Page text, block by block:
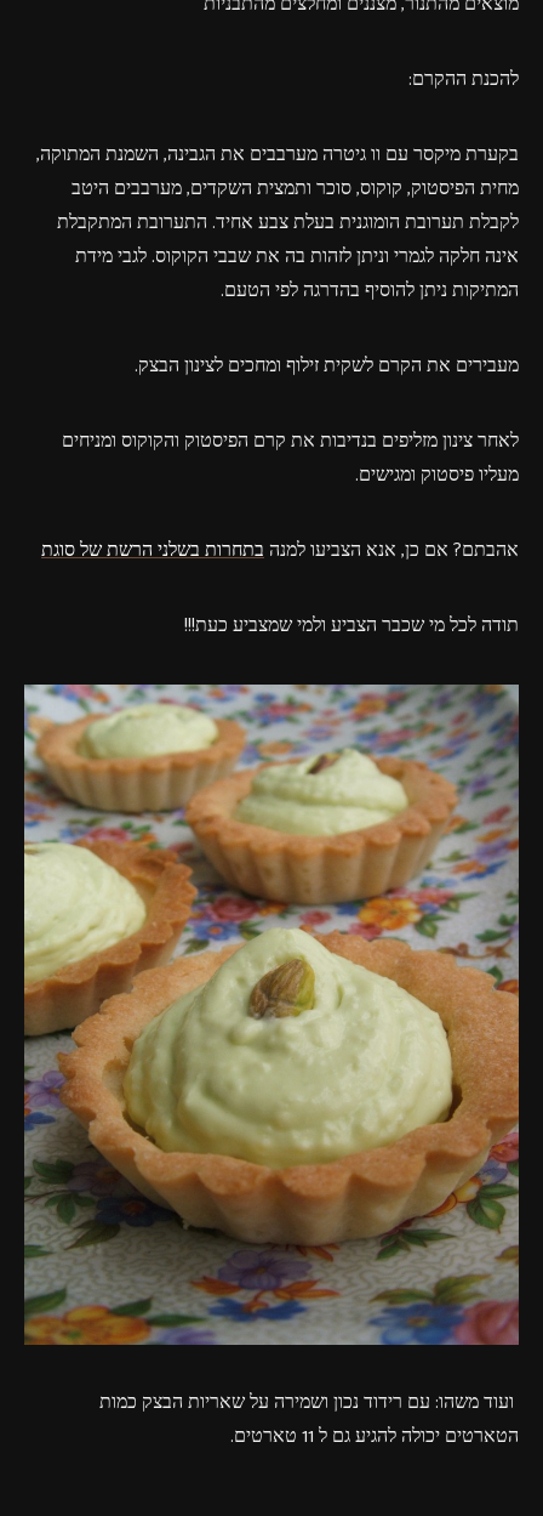
להכנת ההקרם:
בקערת מיקסר עם וו גיטרה מערבבים את הגבינה, השמנת המתוקה,
מחית הפיסטוק, קוקוס, סוכר ותמצית השקדים, מערבבים היטב
לקבלת תערובת הומוגנית בעלת צבע אחיד. התערובת המתקבלת
אינה חלקה לגמרי וניתן לזהות בה את שבבי הקוקוס. לגבי מידת
המתיקות ניתן להוסיף בהדרגה לפי הטעם.
מעבירים את הקרם לשקית זילוף ומחכים לצינון הבצק.
לאחר צינון מזליפים בנדיבות את קרם הפיסטוק והקוקוס ומניחים
מעליו פיסטוק ומגישים.
אהבתם? אם כן, אנא הצביעו למנהבתחרות בשלני הרשת של סוגת
תודה לכל מי שכבר הצביע ולמי שמצביע כעת!!!
ועוד משהו: עם רידוד נכון ושמירה על שאריות הבצק כמות
הטארטים יכולה להגיע גם ל 11 טארטים.